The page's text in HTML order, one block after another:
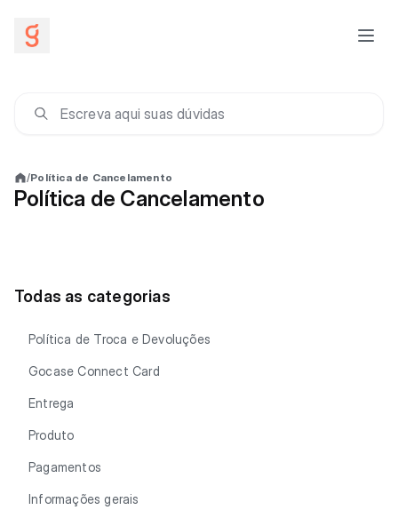
/Política de Cancelamento
Política de Cancelamento
Todas as categorias
Política de Troca e Devoluções
Gocase Connect Card
Entrega
Produto
Pagamentos
Informações gerais